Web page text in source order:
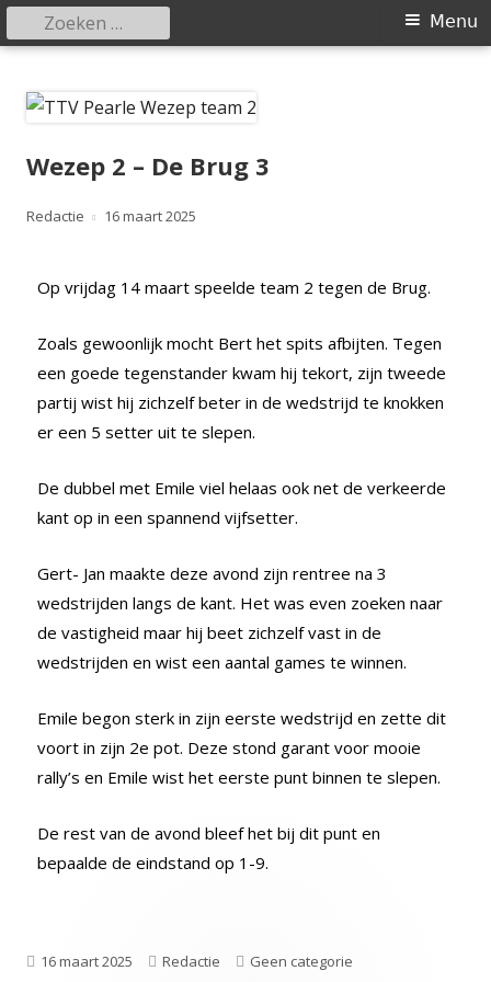
Wezep
Menu
Wezep 2 – De Brug 3
Redactie 16 maart 2025
Op vrijdag 14 maart speelde team 2 tegen de Brug.
Zoals gewoonlijk mocht Bert het spits afbijten. Tegen
een goede tegenstander kwam hij tekort, zijn tweede
partij wist hij zichzelf beter in de wedstrijd te knokken
er een 5 setter uit te slepen.
De dubbel met Emile viel helaas ook net de verkeerde
kant op in een spannend vijfsetter.
Gert- Jan maakte deze avond zijn rentree na 3
wedstrijden langs de kant. Het was even zoeken naar
de vastigheid maar hij beet zichzelf vast in de
wedstrijden en wist een aantal games te winnen.
Emile begon sterk in zijn eerste wedstrijd en zette dit
voort in zijn 2e pot. Deze stond garant voor mooie
rally’s en Emile wist het eerste punt binnen te slepen.
De rest van de avond bleef het bij dit punt en
bepaalde de eindstand op 1-9.
16 maart 2025 Redactie Geen categorie